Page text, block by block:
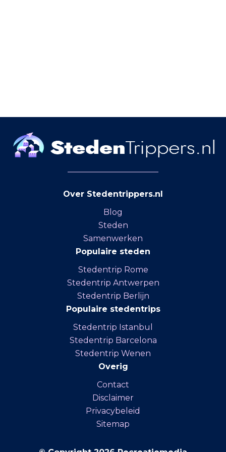
Over Stedentrippers.nl
Blog
Steden
Samenwerken
Populaire steden
Stedentrip Rome
Stedentrip Antwerpen
Stedentrip Berlijn
Populaire stedentrips
Stedentrip Istanbul
Stedentrip Barcelona
Stedentrip Wenen
Overig
Contact
Disclaimer
Privacybeleid
Sitemap